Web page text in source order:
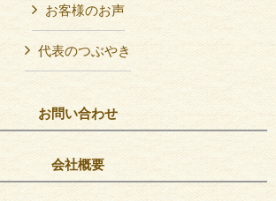
お客様のお声
代表のつぶやき
お問い合わせ
会社概要